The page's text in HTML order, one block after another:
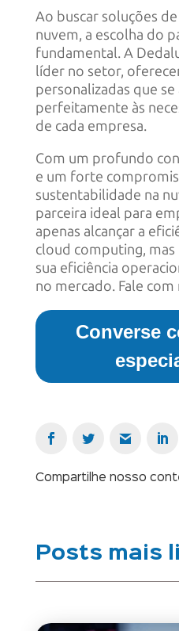
Ao buscar soluções
nuvem, a escolha do
fundamental. A
líder no setor,
personalizadas que se
perfeitamente às
de cada empresa.
Com um profundo
e um forte
sustentabilidade na
parceira ideal para
apenas alcançar a
cloud computing,
sua eficiência
no mercado. Fale
Converse
Compartilhe nosso
Posts mais